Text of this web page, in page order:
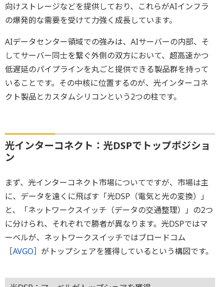
向けストレージなどを提供しており、これらがAIインフラ
の爆発的な需要を受けて力強く成長しています。
AIデータセンター領域での強みは、AIサーバーの内部、そ
してサーバー同士を繋ぐ外側の双方において、超高速かつ
低遅延のパイプラインを丸ごと提供できる製品群を持って
いることです。その中核に位置するのが、光インターコネ
クト製品とカスタムシリコンという2つの柱です。
光インターコネクト：光DSPでトップポジショ
ン
まず、光インターコネクト市場についてですが、市場は主
に、データを遠くに飛ばす「光DSP（電気と光の変換）」
と、「ネットワークスイッチ（データの交通整理）」の2つ
に分けられ、それぞれで勝者が異なります。光DSPではマ
ーベルが、ネットワークスイッチではブロードコム
［AVGO］がトップシェアを獲得しているという構図です。